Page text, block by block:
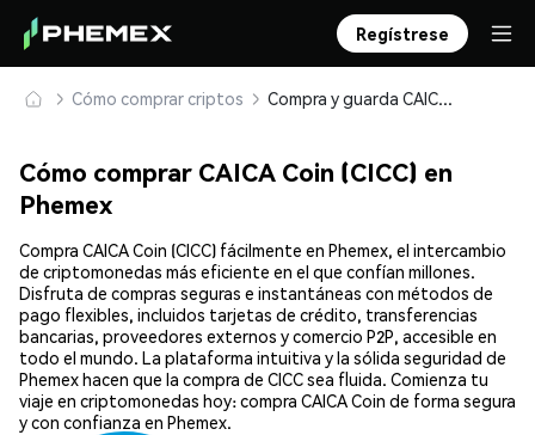
Regístrese
Cómo comprar criptos Compra y guarda CAICA Coin (CICC) de forma segura
Cómo comprar CAICA Coin (CICC) en
Phemex
Compra CAICA Coin (CICC) fácilmente en Phemex, el intercambio
de criptomonedas más eficiente en el que confían millones.
Disfruta de compras seguras e instantáneas con métodos de
pago flexibles, incluidos tarjetas de crédito, transferencias
bancarias, proveedores externos y comercio P2P, accesible en
todo el mundo. La plataforma intuitiva y la sólida seguridad de
Phemex hacen que la compra de CICC sea fluida. Comienza tu
viaje en criptomonedas hoy: compra CAICA Coin de forma segura
y con confianza en Phemex.